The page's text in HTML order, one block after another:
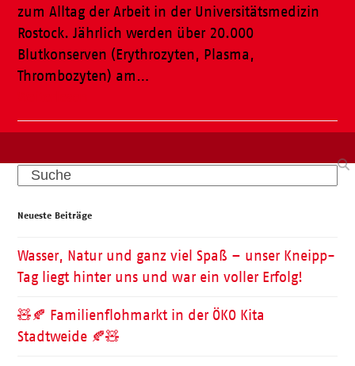
zum Alltag der Arbeit in der Universitätsmedizin
Rostock. Jährlich werden über 20.000
Blutkonserven (Erythrozyten, Plasma,
Thrombozyten) am…
Search
Neueste Beiträge
Wasser, Natur und ganz viel Spaß – unser Kneipp-
Tag liegt hinter uns und war ein voller Erfolg!
🧸🍂 Familienflohmarkt in der ÖKO Kita
Stadtweide 🍂🧸